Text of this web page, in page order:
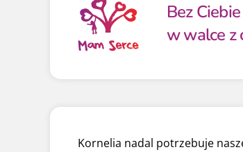
Bez
w walce z
Kornelia nadal potrzebuje